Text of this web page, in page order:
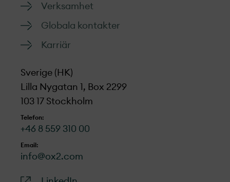
Verksamhet
Globala kontakter
Karriär
Sverige (HK)
Lilla Nygatan 1, Box 2299
103 17 Stockholm
Telefon:
+46 8 559 310 00
Email:
info@ox2.com